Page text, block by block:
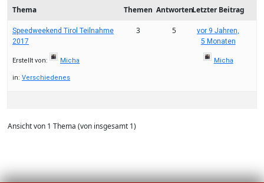
Thema Themen AntwortenLetzter Beitrag
Speedweekend Tirol Teilnahme
2017
Erstellt von: Micha
in: Verschiedenes
3 5
vor 9 Jahren,
5 Monaten
Micha
Ansicht von 1 Thema (von insgesamt 1)